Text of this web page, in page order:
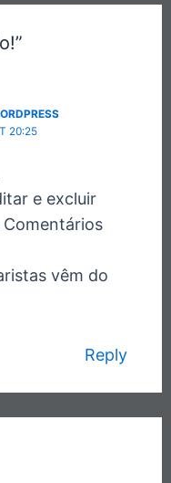
20:25
e excluir
vêm do
Reply